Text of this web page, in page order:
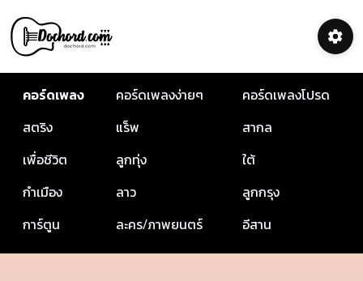
คอร์ดเพลง คอร์ดเพลงง่ายๆ
คอร์ดเพลงโปรด
สตริง
แร็พ
สากล
เพื่อชีวิต
ลูกทุ่ง
ใต้
กำเมือง
ลาว
ลูกกรุง
การ์ตูน
ละคร/ภาพยนตร์ อีสาน